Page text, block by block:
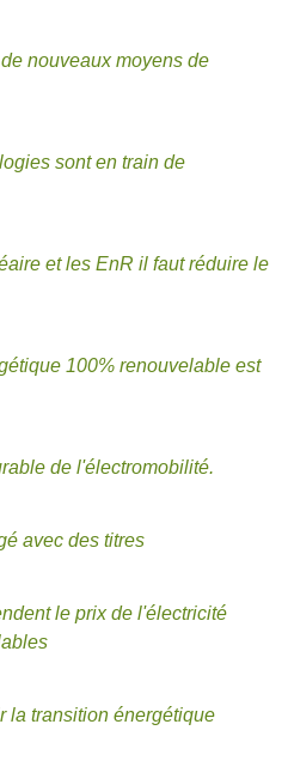
nouveaux moyens de
sont en train de
et les EnR il faut réduire le
100% renouvelable est
de l'électromobilité.
avec des titres
le prix de l'électricité
la transition énergétique